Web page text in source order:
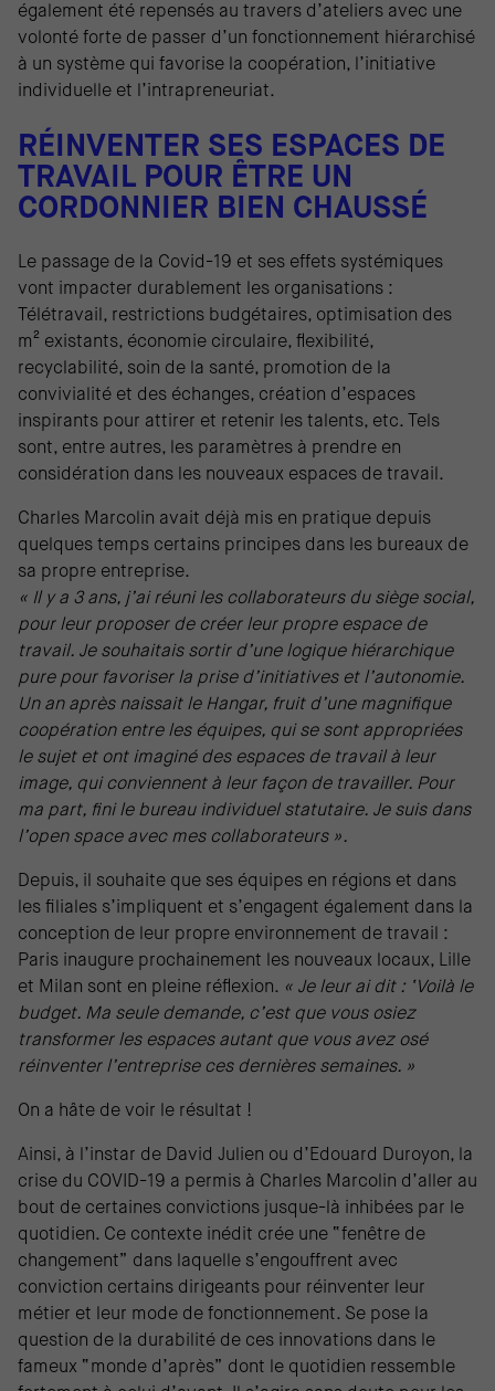
également été repensés au travers d’ateliers avec une
volonté forte de passer d’un fonctionnement hiérarchisé
à un système qui favorise la coopération, l’initiative
individuelle et l’intrapreneuriat.
RÉINVENTER SES ESPACES DE
TRAVAIL POUR ÊTRE UN
CORDONNIER BIEN CHAUSSÉ
Le passage de la Covid-19 et ses effets systémiques
vont impacter durablement les organisations :
Télétravail, restrictions budgétaires, optimisation des
m² existants, économie circulaire, flexibilité,
recyclabilité, soin de la santé, promotion de la
convivialité et des échanges, création d’espaces
inspirants pour attirer et retenir les talents, etc. Tels
sont, entre autres, les paramètres à prendre en
considération dans les nouveaux espaces de travail.
Charles Marcolin avait déjà mis en pratique depuis
quelques temps certains principes dans les bureaux de
sa propre entreprise.
« Il y a 3 ans, j’ai réuni les collaborateurs du siège social,
pour leur proposer de créer leur propre espace de
travail. Je souhaitais sortir d’une logique hiérarchique
pure pour favoriser la prise d’initiatives et l’autonomie.
Un an après naissait le Hangar, fruit d’une magnifique
coopération entre les équipes, qui se sont appropriées
le sujet et ont imaginé des espaces de travail à leur
image, qui conviennent à leur façon de travailler. Pour
ma part, fini le bureau individuel statutaire. Je suis dans
l’open space avec mes collaborateurs ».
Depuis, il souhaite que ses équipes en régions et dans
les filiales s’impliquent et s’engagent également dans la
conception de leur propre environnement de travail :
Paris inaugure prochainement les nouveaux locaux, Lille
et Milan sont en pleine réflexion. « Je leur ai dit : ‘Voilà le
budget. Ma seule demande, c’est que vous osiez
transformer les espaces autant que vous avez osé
réinventer l’entreprise ces dernières semaines. »
On a hâte de voir le résultat !
Ainsi, à l’instar de David Julien ou d’Edouard Duroyon, la
crise du COVID-19 a permis à Charles Marcolin d’aller au
bout de certaines convictions jusque-là inhibées par le
quotidien. Ce contexte inédit crée une “fenêtre de
changement” dans laquelle s’engouffrent avec
conviction certains dirigeants pour réinventer leur
métier et leur mode de fonctionnement. Se pose la
question de la durabilité de ces innovations dans le
fameux “monde d’après” dont le quotidien ressemble